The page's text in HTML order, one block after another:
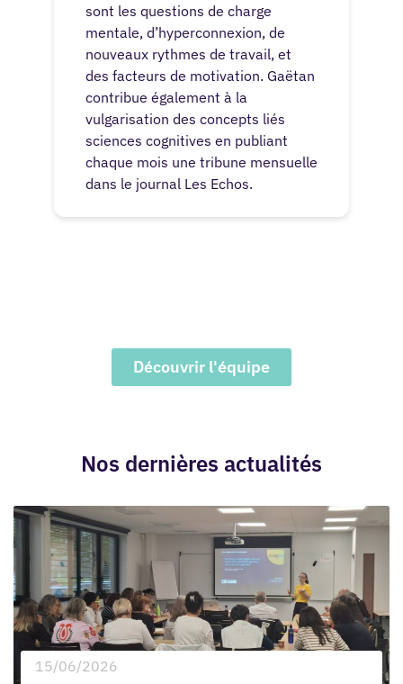
sont les questions de charge
mentale, d’hyperconnexion, de
nouveaux rythmes de travail, et
des facteurs de motivation. Gaëtan
contribue également à la
vulgarisation des concepts liés
sciences cognitives en publiant
chaque mois une tribune mensuelle
dans le journal Les Echos.
Découvrir l'équipe
Nos dernières actualités
15/06/2026